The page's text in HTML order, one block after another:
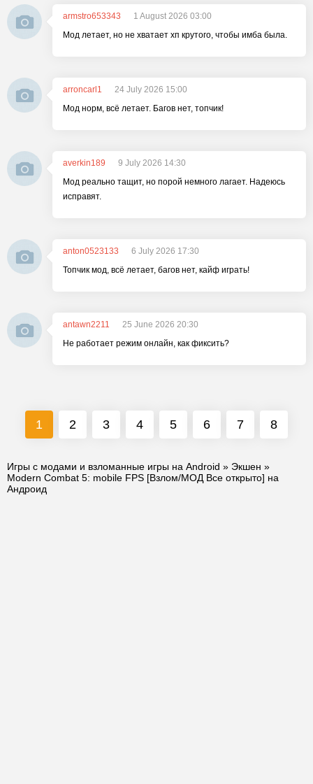
armstro653343
1 August 2026 03:00
Мод летает, но не хватает хп крутого, чтобы имба была.
arroncarl1
24 July 2026 15:00
Мод норм, всё летает. Багов нет, топчик!
averkin189
9 July 2026 14:30
Мод реально тащит, но порой немного лагает. Надеюсь
исправят.
anton0523133
6 July 2026 17:30
Топчик мод, всё летает, багов нет, кайф играть!
antawn2211
25 June 2026 20:30
Не работает режим онлайн, как фиксить?
1 2 3 4 5 6 7 8
Игры с модами и взломанные игры на Android » Экшен »
Modern Combat 5: mobile FPS [Взлом/МОД Все открыто] на
Андроид